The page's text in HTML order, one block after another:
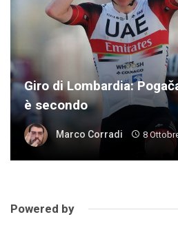
Giro di Lombardia:
è secondo
Marco Corradi 8
Powered by